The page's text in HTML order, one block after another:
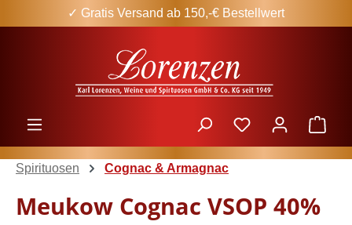
Zum Hauptinhalt springen
✓ Gratis Versand ab 150,-€ Bestellwert
Spirituosen Cognac & Armagnac
Meukow Cognac VSOP 40%